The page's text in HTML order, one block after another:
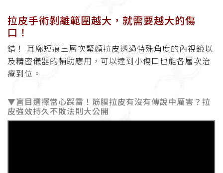
拉皮手術剝離範圍越大，就需要越大的傷
口！
錯！ 耳廓短痕三層次緊顏拉皮透過特殊角度的內視鏡以
及精密儀器的輔助應用，可以達到小傷口也能各層次治
療到位。
▼盲目選擇當心踩雷！筋膜拉皮有沒有傳說中厲害？拉
皮強效持久不敗法則大公開